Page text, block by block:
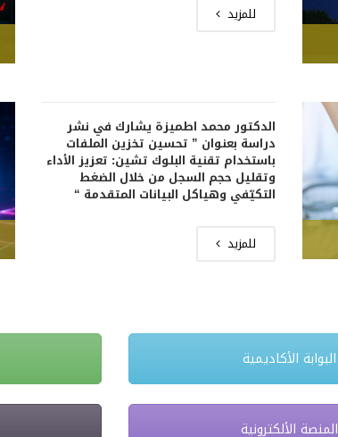
للمزيد
الدكتور محمد اطميزة يشارك في نشر
دراسة بعنوان ” تحسين تخزين الملفات
باستخدام تقنية البلوك تشين: تعزيز الأداء
وتقليل حجم السجل من خلال الضغط
التكيّفي وهياكل البيانات المتقدمة “
للمزيد
البوابة الأكاديمية
المنصة الألكترونية